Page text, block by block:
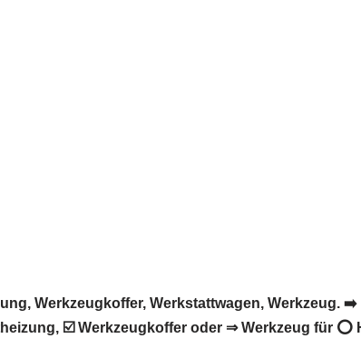
Werkzeugkoffer, Werkstattwagen, Werkzeug.
☑️ Werkzeugkoffer oder ⇒ Werkzeug für